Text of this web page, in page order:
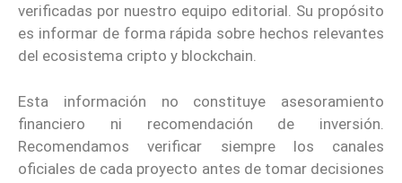
verificadas por nuestro equipo editorial. Su propósito
es informar de forma rápida sobre hechos relevantes
del ecosistema cripto y blockchain.
Esta información no constituye asesoramiento
financiero ni recomendación de inversión.
Recomendamos verificar siempre los canales
oficiales de cada proyecto antes de tomar decisiones